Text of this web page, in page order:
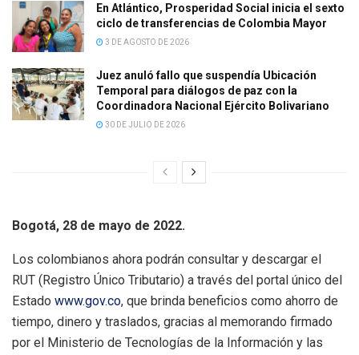
En Atlántico, Prosperidad Social inicia el sexto
ciclo de transferencias de Colombia Mayor
3 DE AGOSTO DE 2026
Juez anuló fallo que suspendía Ubicación
Temporal para diálogos de paz con la
Coordinadora Nacional Ejército Bolivariano
30 DE JULIO DE 2026
Bogotá, 28 de mayo de 2022.
Los colombianos ahora podrán consultar y descargar el
RUT (Registro Único Tributario) a través del portal único del
Estado www.gov.co, que brinda beneficios como ahorro de
tiempo, dinero y traslados, gracias al memorando firmado
por el Ministerio de Tecnologías de la Información y las